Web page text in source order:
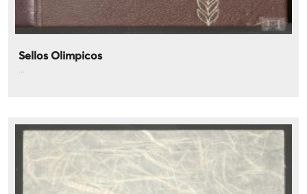
Sellos Olimpicos
...